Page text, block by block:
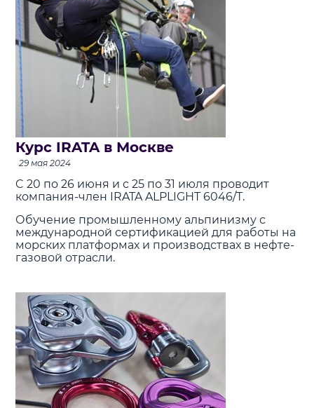
Курс IRATA в Москве
29 мая 2024
C 20 по 26 июня и с 25 по 31 июля проводит
компания-член IRATA ALPLIGHT 6046/Т.
Обучение промышленному альпинизму с
международной сертификацией для работы на
морских платформах и производствах в нефте-
газовой отрасли.